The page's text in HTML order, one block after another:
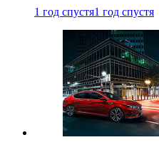
1 год спустя1 год спустя